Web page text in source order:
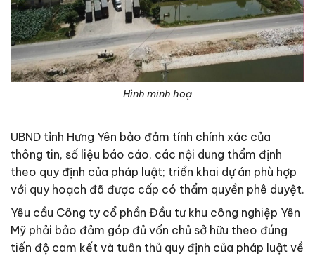
Hình minh hoạ
UBND tỉnh Hưng Yên bảo đảm tính chính xác của
thông tin, số liệu báo cáo, các nội dung thẩm định
theo quy định của pháp luật; triển khai dự án phù hợp
với quy hoạch đã được cấp có thẩm quyền phê duyệt.
Yêu cầu Công ty cổ phần Đầu tư khu công nghiệp Yên
Mỹ phải bảo đảm góp đủ vốn chủ sở hữu theo đúng
tiến độ cam kết và tuân thủ quy định của pháp luật về